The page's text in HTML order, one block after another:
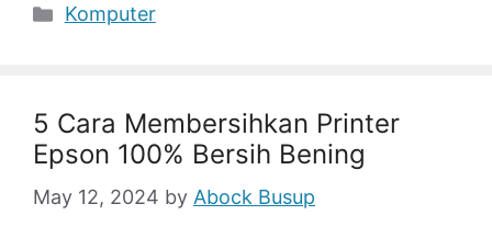
Categories
Komputer
5 Cara Membersihkan Printer
Epson 100% Bersih Bening
May 12, 2024 by Abock Busup